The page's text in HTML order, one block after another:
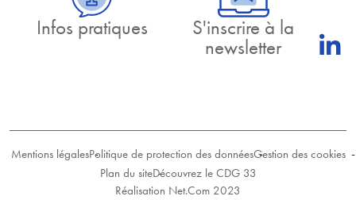
Infos pratiques S'inscrire à la
newsletter
Réalisation Net.Com 2023
Mentions légalesPolitique de protection des donnéesGestion des cookies
Plan du siteDécouvrez le CDG 33